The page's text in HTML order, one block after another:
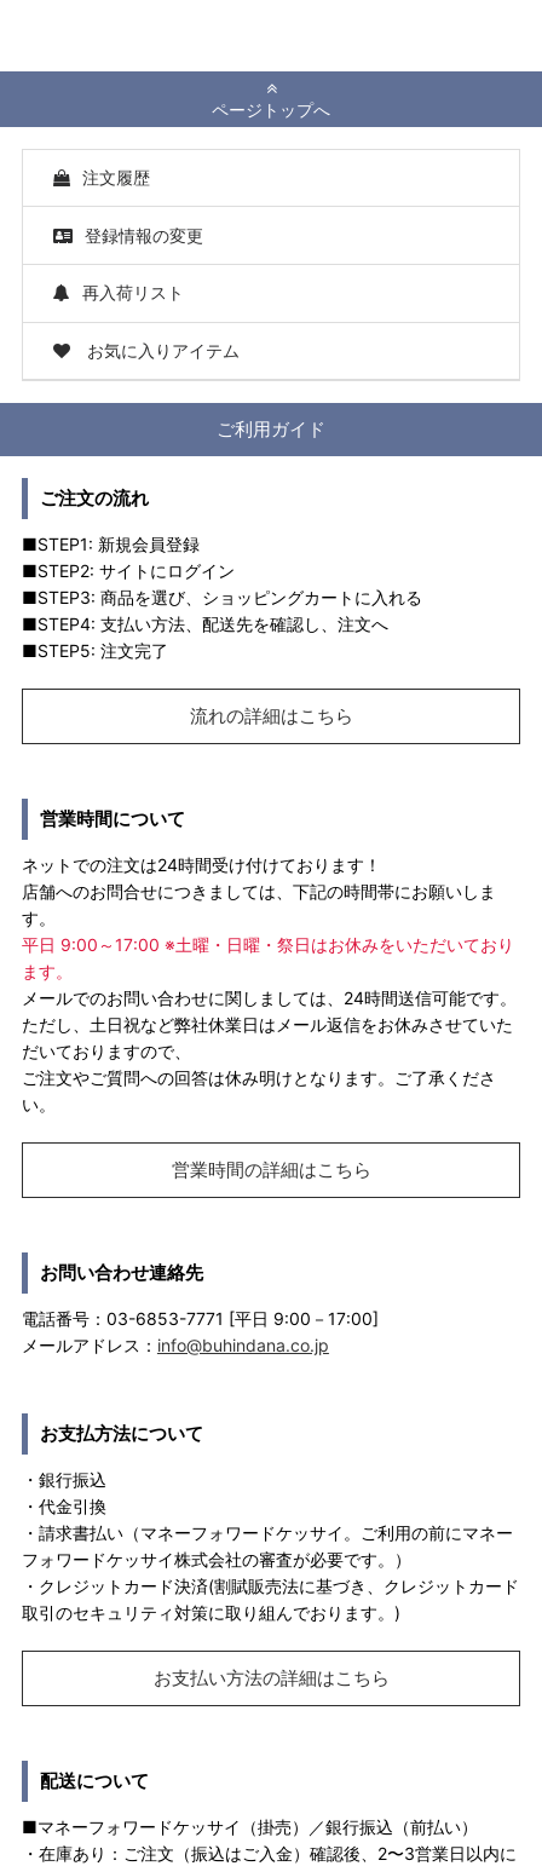
ページトップへ
注文履歴
登録情報の変更
再入荷リスト
お気に入りアイテム
ご利用ガイド
ご注文の流れ
■STEP1: 新規会員登録
■STEP2: サイトにログイン
■STEP3: 商品を選び、ショッピングカートに入れる
■STEP4: 支払い方法、配送先を確認し、注文へ
■STEP5: 注文完了
流れの詳細はこちら
営業時間について
ネットでの注文は24時間受け付けております！
店舗へのお問合せにつきましては、下記の時間帯にお願いしま
す。
平日 9:00～17:00 ※土曜・日曜・祭日はお休みをいただいており
ます。
メールでのお問い合わせに関しましては、24時間送信可能です。
ただし、土日祝など弊社休業日はメール返信をお休みさせていた
だいておりますので、
ご注文やご質問への回答は休み明けとなります。ご了承くださ
い。
営業時間の詳細はこちら
お問い合わせ連絡先
電話番号：03-6853-7771 [平日 9:00－17:00]
メールアドレス： info@buhindana.co.jp
お支払方法について
・銀行振込
・代金引換
・請求書払い（マネーフォワードケッサイ。ご利用の前にマネー
フォワードケッサイ株式会社の審査が必要です。）
・クレジットカード決済(割賦販売法に基づき、クレジットカード
取引のセキュリティ対策に取り組んでおります。)
お支払い方法の詳細はこちら
配送について
■マネーフォワードケッサイ（掛売）／銀行振込（前払い）
・在庫あり：ご注文（振込はご入金）確認後、2〜3営業日以内に